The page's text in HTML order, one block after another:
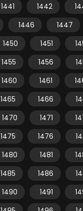
1441 1442
1446 1447
1450 1451
1455 1456
1460 1461
1465 1466
1470 1471
1475 1476
1480 1481
1485 1486
1490 1491